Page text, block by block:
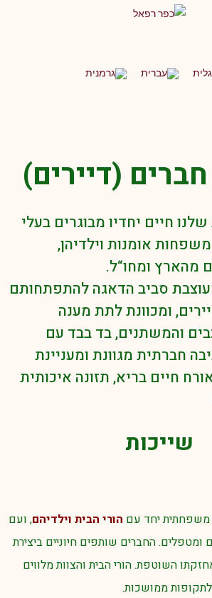
(דיירים)
חיים יחדיו מבוגרים בעלי
אומנות וילדיהן,
מהארץ ומחו“ל.
סביב הדאגה להתפתחותם
ומכוונת לתת מענה
והמשתנים, בד בבד עם
חברתית מגוונת ומעניינת
חיים בריא, תזונה איכותית
שייכות
משפחתית יחד עם הורי הבית וילדיהם, ועם
ומטפלים. החברים שותפים חיוניים ביצירת
השוטפת. הורי הבית והצוות מלווים
ממושכות.